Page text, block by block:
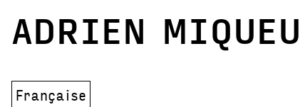
ADRIEN MIQUEU
Française